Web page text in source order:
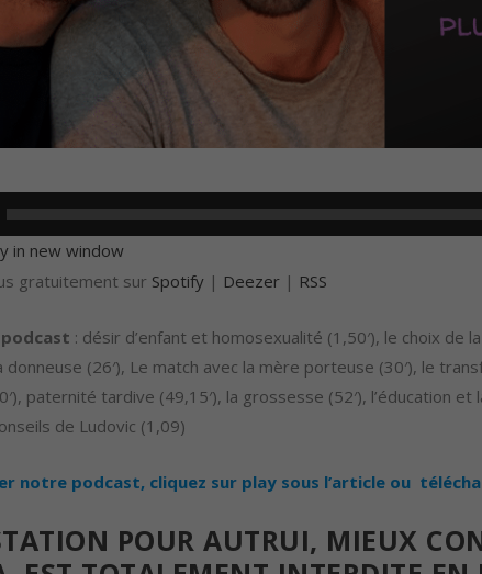
in new window
gratuitement sur Spotify | Deezer | RSS
: désir d’enfant et homosexualité (1,50′), le choix de
donneuse (26′), Le match avec la mère porteuse (30′), le
paternité tardive (49,15′), la grossesse (52′), l’éducation et
de Ludovic (1,09)
notre podcast, cliquez sur play sous l’article ou
POUR AUTRUI, MIEUX